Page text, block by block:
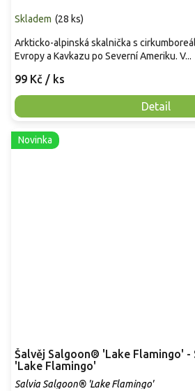
Skladem (28 ks)
99 Kč / ks
Detail
Arkticko-alpinská skalnička s
Evropy a Kavkazu po Severní Ameriku. V...
Novinka
Šalvěj Salgoon® 'Lake Flamingo' -
'Lake Flamingo'
Salvia Salgoon® 'Lake Flamingo'